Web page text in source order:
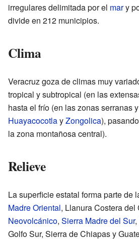
irregulares delimitada por el mary
divide en 212 municipios.
Clima
Veracruz goza de climas muy
tropical y subtropical (en las
hasta el frío (en las zonas serranas
HuayacocotlayZongolica),
la zona montañosa central).
Relieve
La superficie estatal forma parte de
Madre Oriental, Llanura Costera del
Neovolcánico, Sierra Madre del Sur,
Golfo Sur, Sierra de Chiapas y